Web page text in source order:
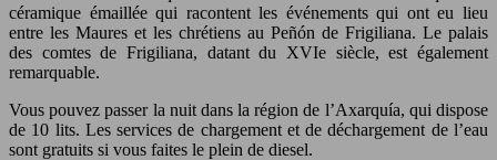
céramique émaillée qui racontent les événements qui ont eu lieu
entre les Maures et les chrétiens au Peñón de Frigiliana. Le palais
des comtes de Frigiliana, datant du XVIe siècle, est également
remarquable.
Vous pouvez passer la nuit dans la région de l’Axarquía, qui dispose
de 10 lits. Les services de chargement et de déchargement de l’eau
sont gratuits si vous faites le plein de diesel.